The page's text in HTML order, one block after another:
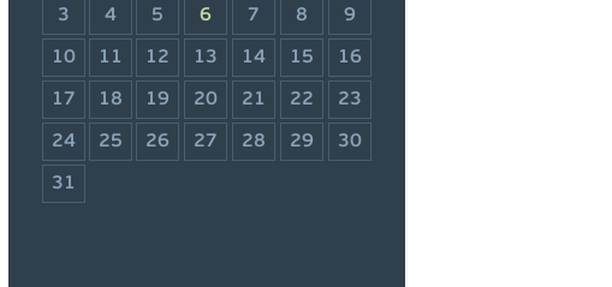
3 4 5 6 7 8 9
10 11 12 13 14 15 16
17 18 19 20 21 22 23
24 25 26 27 28 29 30
31